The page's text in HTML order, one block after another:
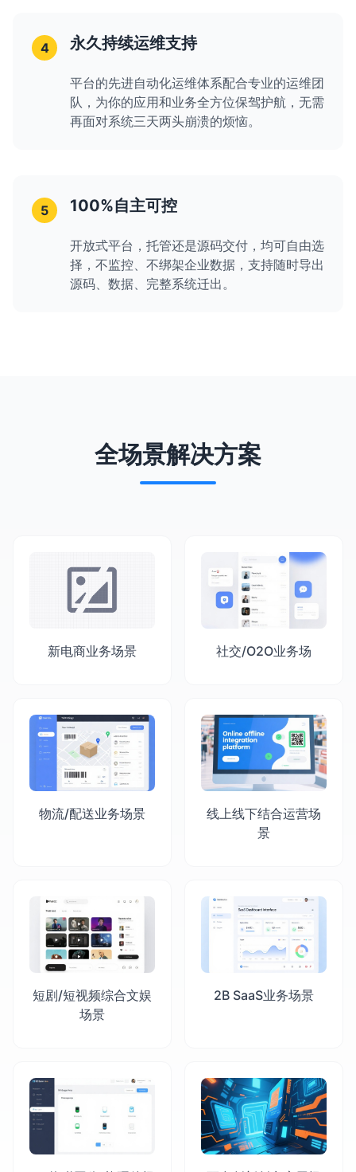
4 永久持续运维支持
平台的先进自动化运维体系配合专业的运维团
队，为你的应用和业务全方位保驾护航，无需
再面对系统三天两头崩溃的烦恼。
5 100%自主可控
开放式平台，托管还是源码交付，均可自由选
择，不监控、不绑架企业数据，支持随时导出
源码、数据、完整系统迁出。
全场景解决方案
新电商业务场景 社交/O2O业务场
物流/配送业务场景
线上线下结合运营场
景
短剧/短视频综合文娱
场景
2B SaaS业务场景